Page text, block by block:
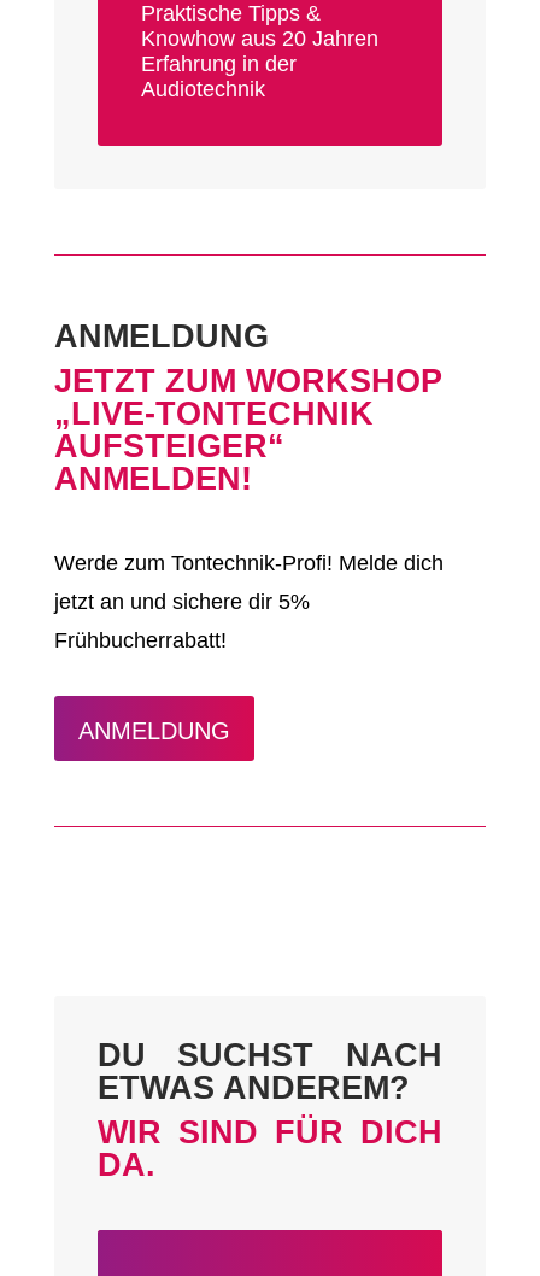
Praktische Tipps &
Knowhow aus 20 Jahren
Erfahrung in der
Audiotechnik
ANMELDUNG
JETZT ZUM WORKSHOP
„LIVE-TONTECHNIK
AUFSTEIGER“
ANMELDEN!
Werde zum Tontechnik-Profi! Melde dich
jetzt an und sichere dir 5%
Frühbucherrabatt!
ANMELDUNG
DU SUCHST NACH
ETWAS ANDEREM?
WIR SIND FÜR DICH
DA.